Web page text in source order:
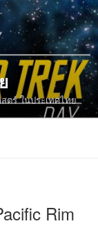
ตร์ ในประเทศไทย
Rim